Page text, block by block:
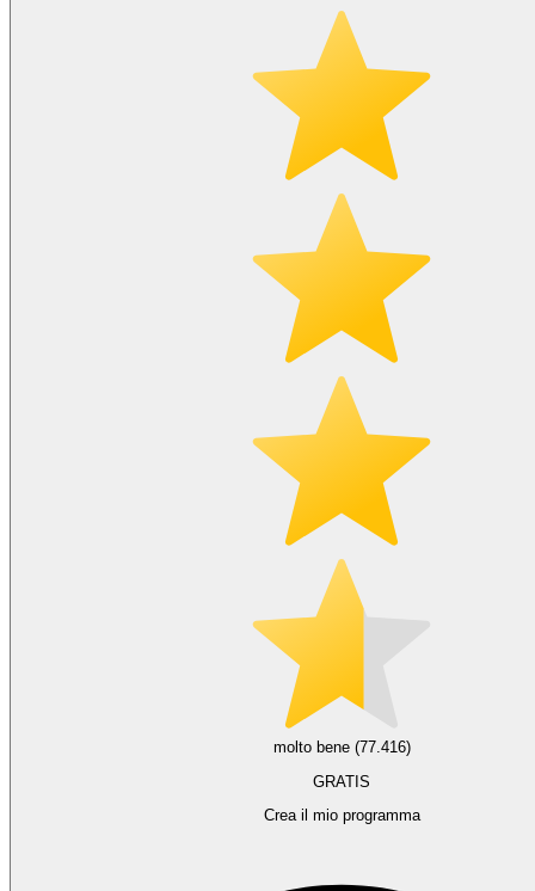
molto bene (77.416)
GRATIS
Crea il mio programma